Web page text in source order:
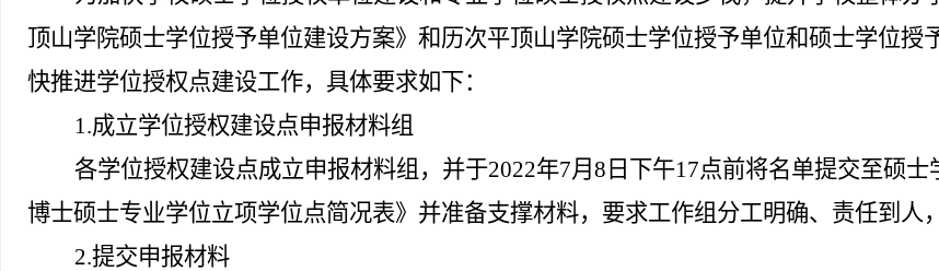
顶山学院硕士学位授予单位建设方案》和历次平顶山学院硕士学位授予单位和硕士学位
快推进学位授权点建设工作，具体要求如下：
1.成立学位授权建设点申报材料组
各学位授权建设点成立申报材料组，并于2022年7月8日下午17点前将名单提交至硕
博士硕士专业学位立项学位点简况表》并准备支撑材料，要求工作组分工明确、责任到人
2.提交申报材料